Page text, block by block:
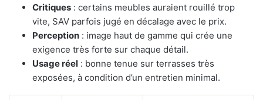
Critiques : certains meubles auraient rouillé trop
vite, SAV parfois jugé en décalage avec le prix.
Perception : image haut de gamme qui crée une
exigence très forte sur chaque détail.
Usage réel : bonne tenue sur terrasses très
exposées, à condition d’un entretien minimal.